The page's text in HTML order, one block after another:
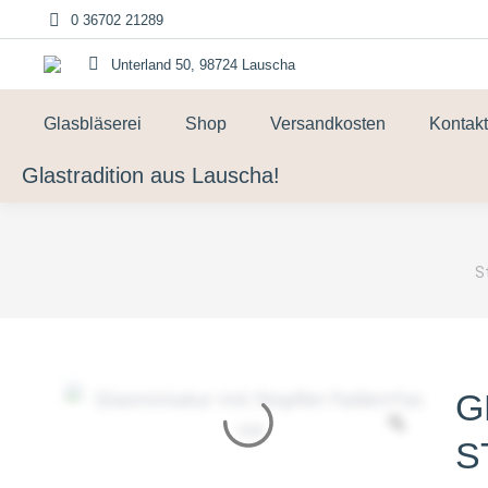
0 36702 21289
Unterland 50, 98724 Lauscha
Glasbläserei Shop Versandkosten Kontakt
Glastradition aus Lauscha!